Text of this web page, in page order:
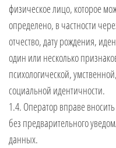
физическое лицо, которое
определено, в частности
отчество, дату рождения,
один или несколько
психологической,
социальной идентичности.
1.4. Оператор вправе
без предварительного
данных.